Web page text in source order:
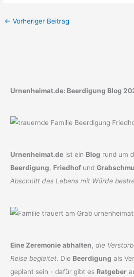
← Vorheriger Beitrag
Urnenheimat.de: Beerdigung Blog
Urnenheimat.de ist ein Blog rund um
Beerdigung, Friedhof und
Abschnitt des Lebens mit Würde
Eine Zeremonie abhalten,die
Reise begleitet. Die Beerdigung als
geplant sein - dafür gibt es Ratgeber